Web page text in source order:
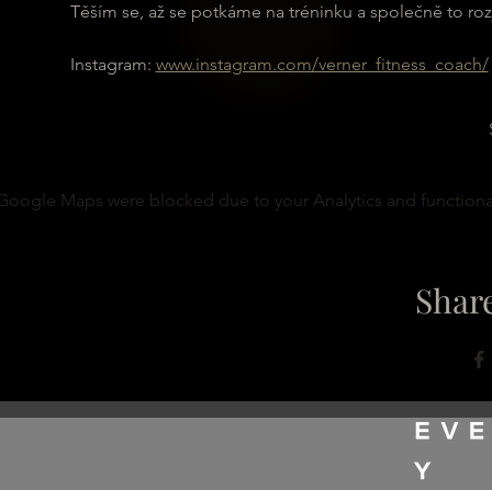
Těším se, až se potkáme na tréninku a společně to
Instagram: www.instagram.com/verner_fitness_coach/
Maps were blocked due to your Analytics and